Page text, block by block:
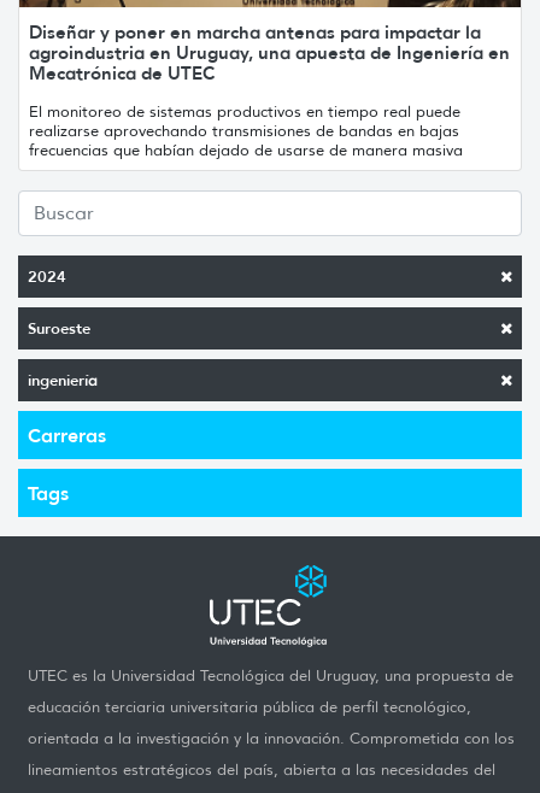
2024
Suroeste
ingeniería
Carreras
Tags
Diseñar y poner en marcha antenas para impactar la
agroindustria en Uruguay, una apuesta de Ingeniería en
Mecatrónica de UTEC
El monitoreo de sistemas productivos en tiempo real puede
realizarse aprovechando transmisiones de bandas en bajas
frecuencias que habían dejado de usarse de manera masiva
UTEC es la Universidad Tecnológica del Uruguay, una propuesta de
educación terciaria universitaria pública de perfil tecnológico,
orientada a la investigación y la innovación. Comprometida con los
lineamientos estratégicos del país, abierta a las necesidades del